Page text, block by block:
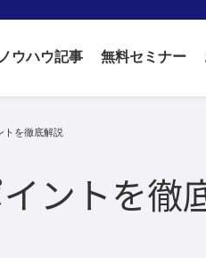
ウハウ記事 無料セミナー
トを徹底解説
ントを徹